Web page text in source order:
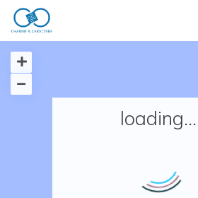
Accueil
loading...